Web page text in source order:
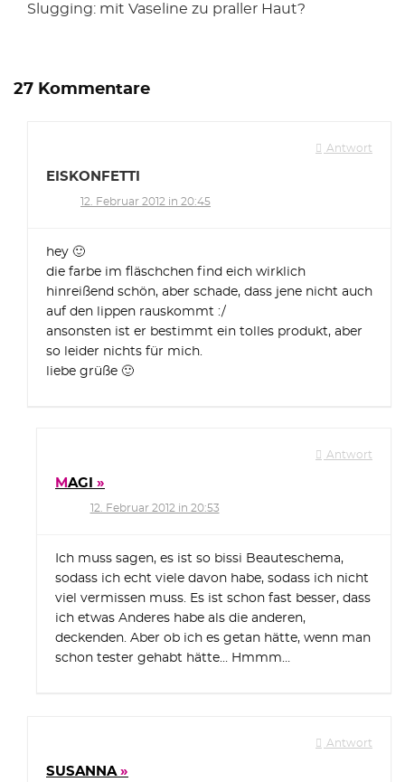
Slugging: mit Vaseline zu praller Haut?
27 Kommentare
Antwort
EISKONFETTI
12. Februar 2012 in 20:45
hey 🙂
die farbe im fläschchen find eich wirklich
hinreißend schön, aber schade, dass jene nicht auch
auf den lippen rauskommt :/
ansonsten ist er bestimmt ein tolles produkt, aber
so leider nichts für mich.
liebe grüße 🙂
Antwort
MAGI
12. Februar 2012 in 20:53
Ich muss sagen, es ist so bissi Beauteschema,
sodass ich echt viele davon habe, sodass ich nicht
viel vermissen muss. Es ist schon fast besser, dass
ich etwas Anderes habe als die anderen,
deckenden. Aber ob ich es getan hätte, wenn man
schon tester gehabt hätte… Hmmm…
Antwort
SUSANNA